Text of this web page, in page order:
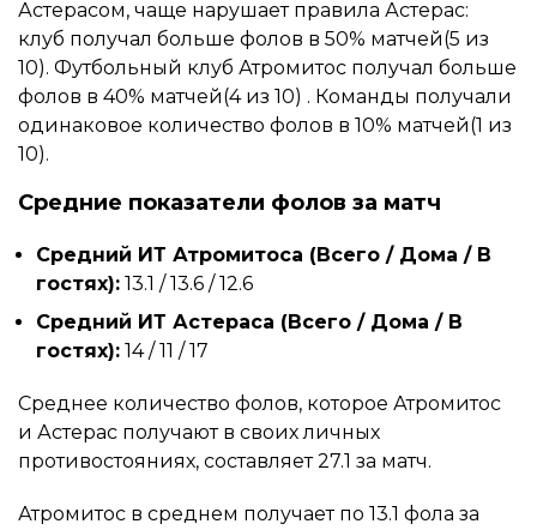
Астерасом, чаще нарушает правила Астерас:
клуб получал больше фолов в 50% матчей(5 из
10). Футбольный клуб Атромитос получал больше
фолов в 40% матчей(4 из 10) . Команды получали
одинаковое количество фолов в 10% матчей(1 из
10).
Средние показатели фолов за матч
Средний ИТ Атромитоса (Всего / Дома / В
гостях): 13.1 / 13.6 / 12.6
Средний ИТ Астераса (Всего / Дома / В
гостях): 14 / 11 / 17
Среднее количество фолов, которое Атромитос
и Астерас получают в своих личных
противостояниях, составляет 27.1 за матч.
Атромитос в среднем получает по 13.1 фола за